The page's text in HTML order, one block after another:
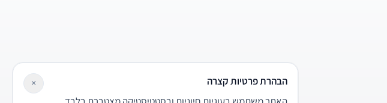
הבהרת פרטיות קצרה
×